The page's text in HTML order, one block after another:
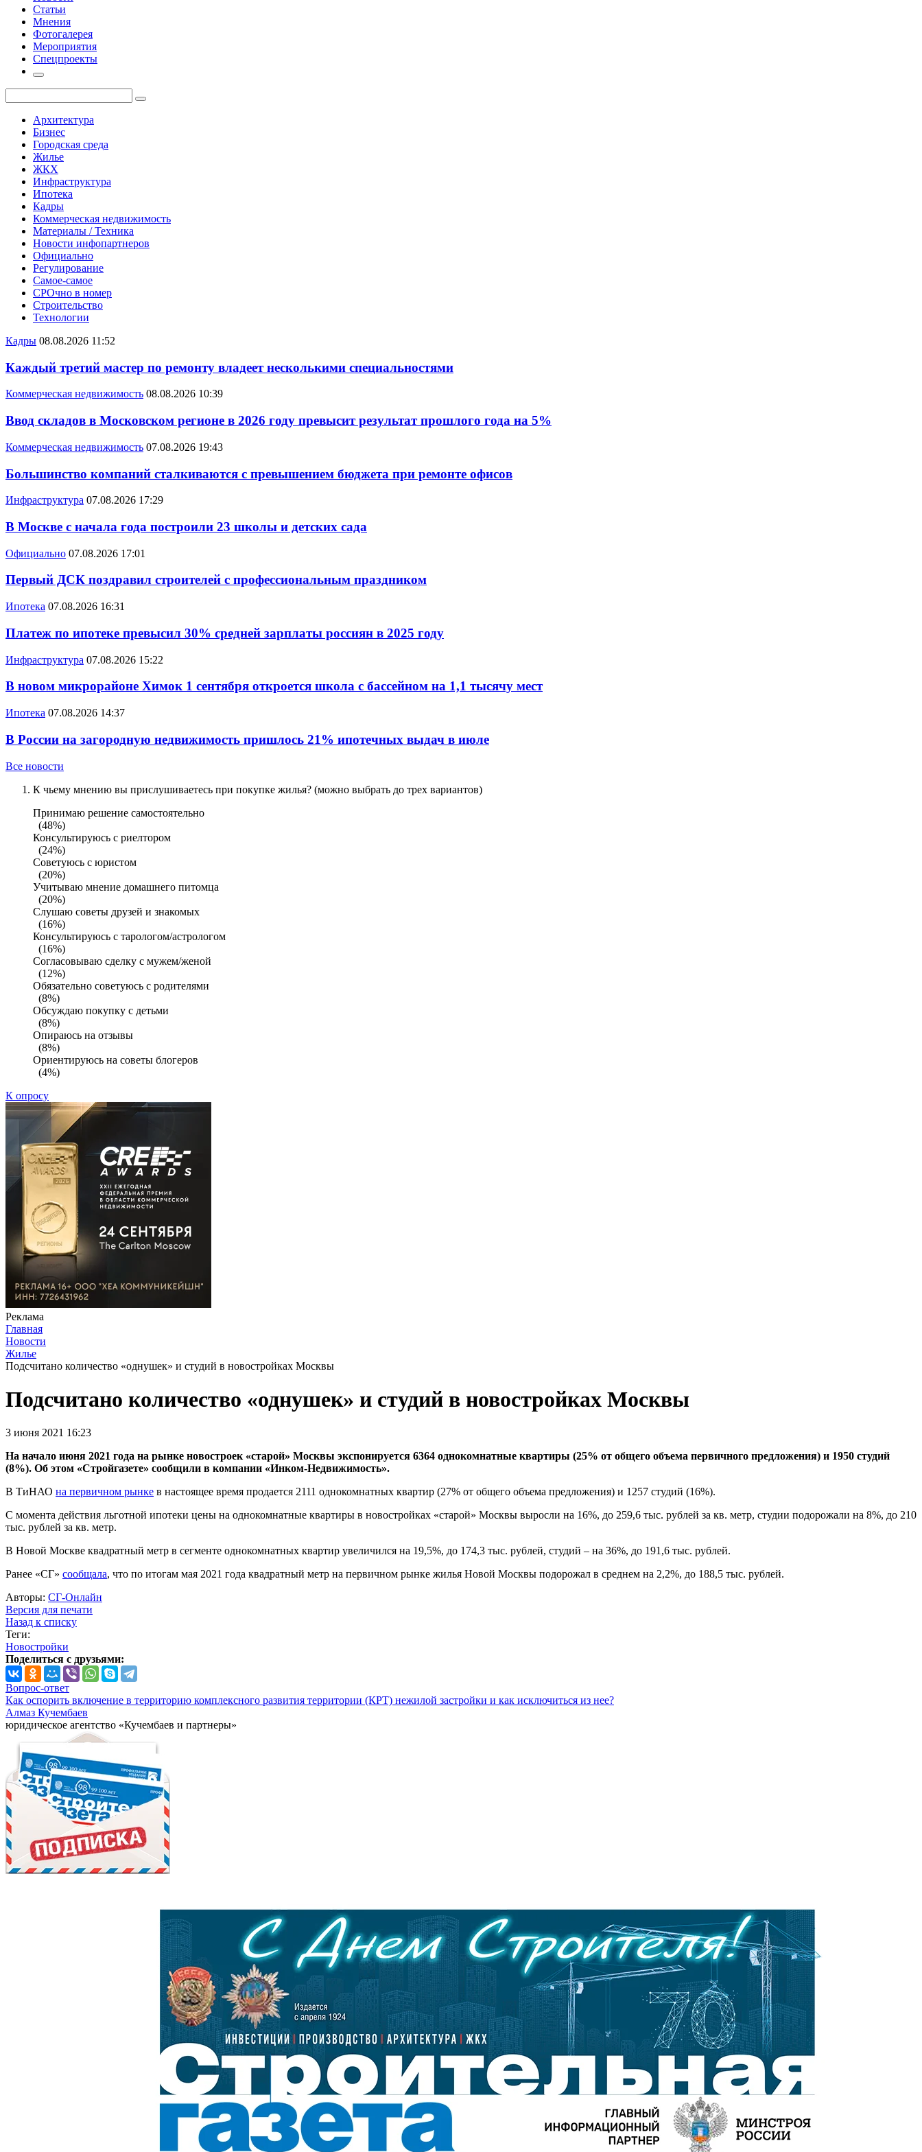
Статьи
Мнения
Фотогалерея
Мероприятия
Спецпроекты
Архитектура
Бизнес
Городская среда
Жилье
ЖКХ
Инфраструктура
Ипотека
Кадры
Коммерческая недвижимость
Материалы / Техника
Новости инфопартнеров
Официально
Регулирование
Самое-самое
СРОчно в номер
Строительство
Технологии
Кадры 08.08.2026 11:52
Каждый третий мастер по ремонту владеет несколькими специальностями
Коммерческая недвижимость 08.08.2026 10:39
Ввод складов в Московском регионе в 2026 году превысит результат прошлого года на 5%
Коммерческая недвижимость 07.08.2026 19:43
Большинство компаний сталкиваются с превышением бюджета при ремонте офисов
Инфраструктура 07.08.2026 17:29
В Москве с начала года построили 23 школы и детских сада
Официально 07.08.2026 17:01
Первый ДСК поздравил строителей с профессиональным праздником
Ипотека 07.08.2026 16:31
Платеж по ипотеке превысил 30% средней зарплаты россиян в 2025 году
Инфраструктура 07.08.2026 15:22
В новом микрорайоне Химок 1 сентября откроется школа с бассейном на 1,1 тысячу мест
Ипотека 07.08.2026 14:37
В России на загородную недвижимость пришлось 21% ипотечных выдач в июле
Все новости
К чьему мнению вы прислушиваетесь при покупке жилья? (можно выбрать до трех вариантов)
Принимаю решение самостоятельно
(48%)
Консультируюсь с риелтором
(24%)
Советуюсь с юристом
(20%)
Учитываю мнение домашнего питомца
(20%)
Слушаю советы друзей и знакомых
(16%)
Консультируюсь с тарологом/астрологом
(16%)
Согласовываю сделку с мужем/женой
(12%)
Обязательно советуюсь с родителями
(8%)
Обсуждаю покупку с детьми
(8%)
Опираюсь на отзывы
(8%)
Ориентируюсь на советы блогеров
(4%)
К опросу
Реклама
Главная
Новости
Жилье
Подсчитано количество «однушек» и студий в новостройках Москвы
Подсчитано количество «однушек» и студий в новостройках Москвы
3 июня 2021 16:23
На начало июня 2021 года на рынке новостроек «старой» Москвы экспонируется 6364 однокомнатные квартиры (25% от общего объема первичного предложения) и 1950 студий
(8%). Об этом «Стройгазете» сообщили в компании «Инком-Недвижимость».
В ТиНАО на первичном рынке в настоящее время продается 2111 однокомнатных квартир (27% от общего объема предложения) и 1257 студий (16%).
С момента действия льготной ипотеки цены на однокомнатные квартиры в новостройках «старой» Москвы выросли на 16%, до 259,6 тыс. рублей за кв. метр, студии подорожали на 8%, до 210
тыс. рублей за кв. метр.
В Новой Москве квадратный метр в сегменте однокомнатных квартир увеличился на 19,5%, до 174,3 тыс. рублей, студий – на 36%, до 191,6 тыс. рублей.
Ранее «СГ» сообщала, что по итогам мая 2021 года квадратный метр на первичном рынке жилья Новой Москвы подорожал в среднем на 2,2%, до 188,5 тыс. рублей.
Авторы: СГ-Онлайн
Версия для печати
Назад к списку
Теги:
Новостройки
Поделиться с друзьями:
Вопрос-ответ
Как оспорить включение в территорию комплексного развития территории (КРТ) нежилой застройки и как исключиться из нее?
Алмаз Кучембаев
юридическое агентство «Кучембаев и партнеры»